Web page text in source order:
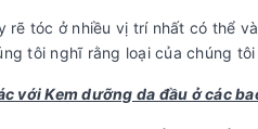
tóc ở nhiều vị trí nhất có thể
tôi nghĩ rằng loại của chúng
với Kem dưỡng da đầu ở các